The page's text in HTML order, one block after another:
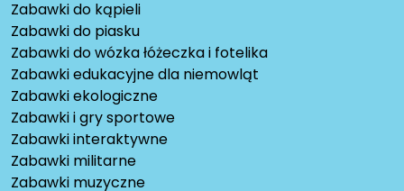
Zabawki do kąpieli
Zabawki do piasku
Zabawki do wózka łóżeczka i fotelika
Zabawki edukacyjne dla niemowląt
Zabawki ekologiczne
Zabawki i gry sportowe
Zabawki interaktywne
Zabawki militarne
Zabawki muzyczne